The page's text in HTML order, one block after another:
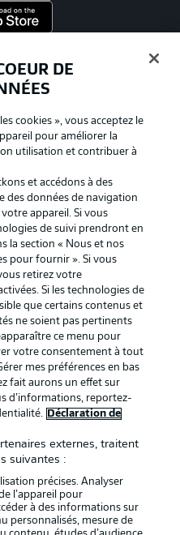
Conditions d’utilisation des
Gérer mes préférences
Diffuseurs
Contact
Joueurs
DE
cookies », vous acceptez le
pour améliorer la
utilisation et contribuer à
et accédons à des
des données de navigation
appareil. Si vous
de suivi prendront en
la section « Nous et nos
pour fournir ». Si vous
retirez votre
Si les technologies de
que certains contenus et
ne soient pas pertinents
ce menu pour
votre consentement à tout
mes préférences en bas
fait aurons un effet sur
d’informations, reportez-
Déclaration de
externes, traitent
suivantes :
précises. Analyser
l’appareil pour
à des informations sur
personnalisés, mesure de